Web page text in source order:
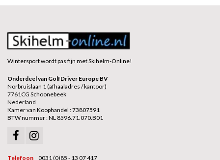
Wintersport wordt pas fijn met Skihelm-Online!
Onderdeel van GolfDriver Europe BV
Norbruislaan 1 (afhaaladres / kantoor)
7761CG Schoonebeek
Nederland
Kamer van Koophandel : 73807591
BTW nummer : NL 8596.71.070.B01
Telefoon 0031 (0)85 - 13 07 417